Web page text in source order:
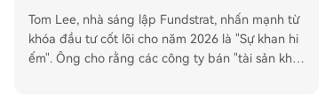
Tom Lee, nhà sáng lập Fundstrat, nhấn mạnh từ
khóa đầu tư cốt lõi cho năm 2026 là "Sự khan hi
ếm". Ông cho rằng các công ty bán "tài sản kha